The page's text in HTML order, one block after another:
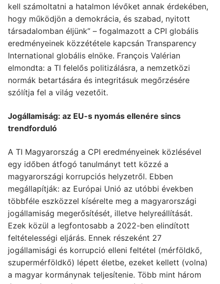
kell számoltatni a hatalmon lévőket annak érdekében,
hogy működjön a demokrácia, és szabad, nyitott
társadalomban éljünk” – fogalmazott a CPI globális
eredményeinek közzététele kapcsán Transparency
International globális elnöke. François Valérian
elmondta: a TI felelős politizálásra, a nemzetközi
normák betartására és integritásuk megőrzésére
szólítja fel a világ vezetőit.
Jogállamiság: az EU-s nyomás ellenére sincs
trendforduló
A TI Magyarország a CPI eredményeinek közlésével
egy időben átfogó tanulmányt tett közzé a
magyarországi korrupciós helyzetről. Ebben
megállapítják: az Európai Unió az utóbbi években
többféle eszközzel kísérelte meg a magyarországi
jogállamiság megerősítését, illetve helyreállítását.
Ezek közül a legfontosabb a 2022-ben elindított
feltételességi eljárás. Ennek részeként 27
jogállamisági és korrupció elleni feltétel (mérföldkő,
szupermérföldkő) lépett életbe, ezeket kellett (volna)
a magyar kormánynak teljesítenie. Több mint három